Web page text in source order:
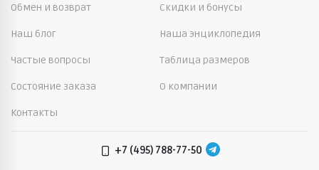
Обмен и возврат Скидки и бонусы
Наш блог Наша энциклопедия
Частые вопросы Таблица размеров
Состояние заказа О компании
Контакты
+7 (495) 788-77-50